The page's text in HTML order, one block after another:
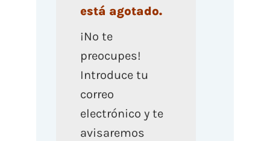
está agotado.
¡No te
preocupes!
Introduce tu
correo
electrónico y te
avisaremos